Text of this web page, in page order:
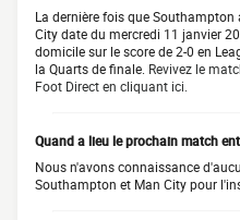
La dernière fois que
City date du mercredi 11 janvier
domicile sur le score de 2-0 en
la Quarts de finale. Revivez le
Foot Direct en cliquant ici.
Quand a lieu le prochain match
Nous n'avons connaissance
Southampton et Man City pour